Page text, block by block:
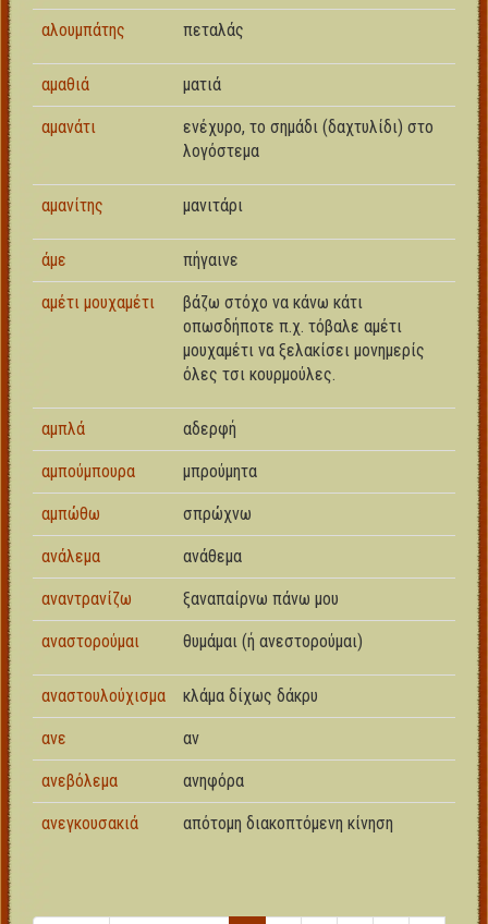
αλουμπάτης πεταλάς
αμαθιά ματιά
αμανάτι ενέχυρο, το σημάδι (δαχτυλίδι) στο
λογόστεμα
αμανίτης μανιτάρι
άμε πήγαινε
αμέτι μουχαμέτι
βάζω στόχο να κάνω κάτι
οπωσδήποτε π.χ. τόβαλε αμέτι
μουχαμέτι να ξελακίσει μονημερίς
όλες τσι κουρμούλες.
αμπλά αδερφή
αμπούμπουρα μπρούμητα
αμπώθω σπρώχνω
ανάλεμα ανάθεμα
αναντρανίζω ξαναπαίρνω πάνω μου
αναστορούμαι θυμάμαι (ή ανεστορούμαι)
αναστουλούχισμα κλάμα δίχως δάκρυ
ανε αν
ανεβόλεμα ανηφόρα
ανεγκουσακιά απότομη διακοπτόμενη κίνηση